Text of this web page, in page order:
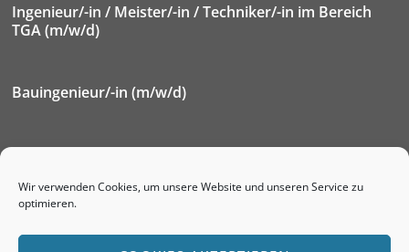
Wir verwenden Cookies, um unsere Website und unseren Service zu
optimieren.
Ingenieur/-in / Meister/-in / Techniker/-in im Bereich
TGA (m/w/d)
Bauingenieur/-in (m/w/d)
Elektroniker/-in für Betriebstechnik (m/w/d)
Ausbildung Immobilienkaufmann/-frau (m/w/d)